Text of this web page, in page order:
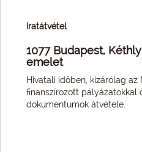
Iratátvétel
1077 Budapest, Kéthly
emelet
Hivatali időben, kizárólag az
finanszírozott pályázatokkal
dokumentumok átvétele.